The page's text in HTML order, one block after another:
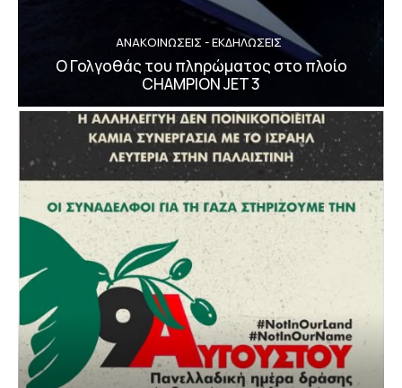
ΑΝΑΚΟΙΝΩΣΕΙΣ - ΕΚΔΗΛΩΣΕΙΣ
Ο Γολγοθάς του πληρώματος στο πλοίο
CHAMPION JET 3